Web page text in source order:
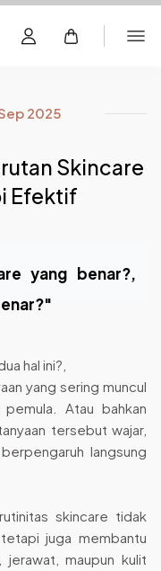
2025
Skincare
Efektif
yang benar?,
hal ini?,
yang sering muncul
Atau bahkan
tersebut wajar,
berpengaruh langsung
skincare tidak
juga membantu
jerawat, maupun kulit